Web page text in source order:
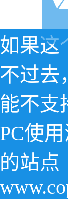
如果这
不过去
能不支
PC使
的站点